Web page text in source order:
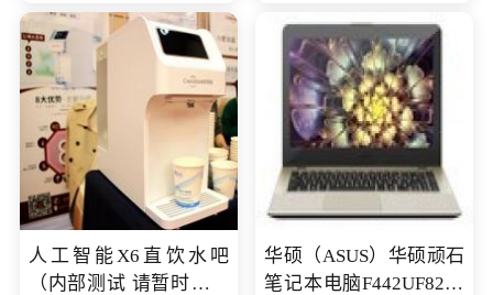
人工智能X6直饮水吧
（内部测试 请暂时不要
华硕（ASUS）华硕顽石
笔记本电脑F442UF8250